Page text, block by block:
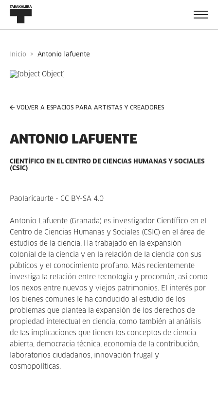
Inicio antonio lafuente
VOLVER A ESPACIOS PARA ARTISTAS Y CREADORES
ANTONIO LAFUENTE
CIENTÍFICO EN EL CENTRO DE CIENCIAS HUMANAS Y SOCIALES
(CSIC)
Paolaricaurte - CC BY-SA 4.0
Antonio Lafuente (Granada) es investigador Científico en el
Centro de Ciencias Humanas y Sociales (CSIC) en el área de
estudios de la ciencia. Ha trabajado en la expansión
colonial de la ciencia y en la relación de la ciencia con sus
públicos y el conocimiento profano. Más recientemente
investiga la relación entre tecnología y procomún, así como
los nexos entre nuevos y viejos patrimonios. El interés por
los bienes comunes le ha conducido al estudio de los
problemas que plantea la expansión de los derechos de
propiedad intelectual en ciencia, como también al análisis
de las implicaciones que tienen los conceptos de ciencia
abierta, democracia técnica, economía de la contribución,
laboratorios ciudadanos, innovación frugal y
cosmopolíticas.